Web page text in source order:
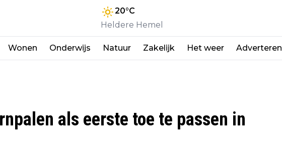
20°C
Heldere Hemel
Wonen Onderwijs Natuur Zakelijk Het weer Adverteren
als eerste toe te passen in